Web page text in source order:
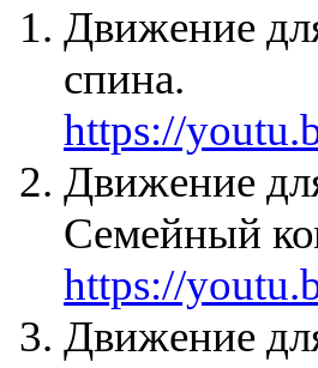
Движение
спина.
https://
Движение
Семейный
https://
Движение